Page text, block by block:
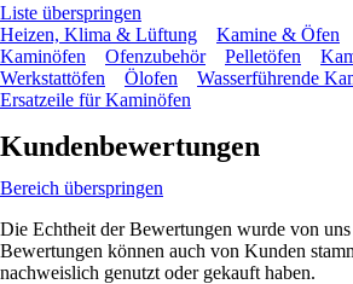
Liste überspringen
Heizen, Klima & Lüftung
Kamine & Öfen
Kaminöfen
Ofenzubehör Pelletöfen
Werkstattöfen
Ölofen
Wasserführende
Ersatzeile für Kaminöfen
Kundenbewertungen
Bereich überspringen
Die Echtheit der Bewertungen wurde von
Bewertungen können auch von Kunden
nachweislich genutzt oder gekauft haben.